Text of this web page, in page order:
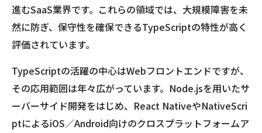
進むSaaS業界です。これらの領域では、大規模障害を未
然に防ぎ、保守性を確保できるTypeScriptの特性が高く
評価されています。
TypeScriptの活躍の中心はWebフロントエンドですが、
その応用範囲は年々広がっています。Node.jsを用いたサ
ーバーサイド開発をはじめ、React NativeやNativeScri
ptによるiOS／Android向けのクロスプラットフォームア